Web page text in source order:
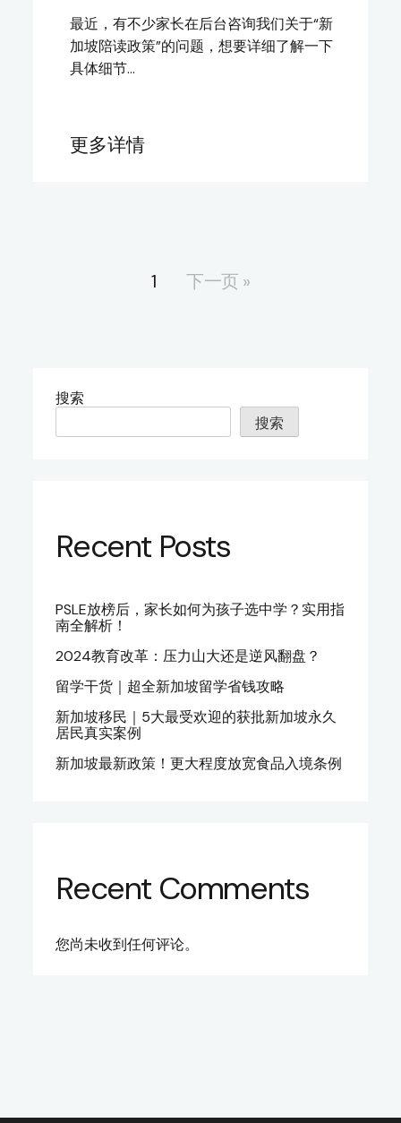
最近，有不少家长在后台咨询我们关于“新
加坡陪读政策”的问题，想要详细了解一下
具体细节…
更多详情
1 下一页 »
搜索
搜索
Recent Posts
PSLE放榜后，家长如何为孩子选中学？实用指
南全解析！
2024教育改革：压力山大还是逆风翻盘？
留学干货｜超全新加坡留学省钱攻略
新加坡移民｜5大最受欢迎的获批新加坡永久
居民真实案例
新加坡最新政策！更大程度放宽食品入境条例
Recent Comments
您尚未收到任何评论。